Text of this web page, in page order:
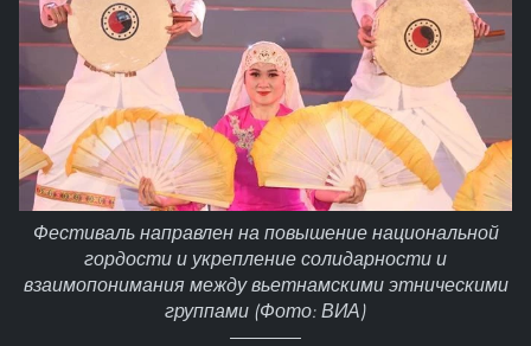
Фестиваль направлен на повышение национальной
гордости и укрепление солидарности и
взаимопонимания между вьетнамскими этническими
группами (Фото: ВИА)